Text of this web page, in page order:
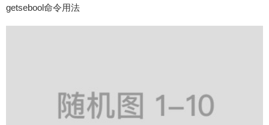
getsebool命令用法